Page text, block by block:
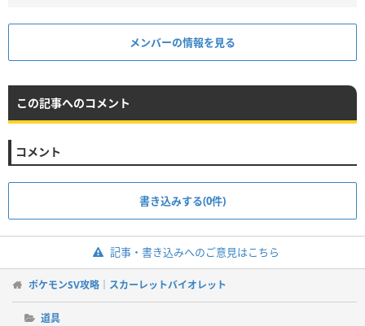
メンバーの情報を見る
この記事へのコメント
コメント
書き込みする(0件)
記事・書き込みへのご意見はこちら
ポケモンSV攻略｜スカーレットバイオレット
道具